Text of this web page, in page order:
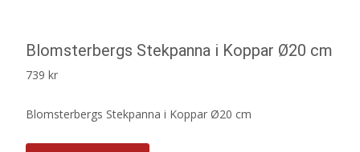
Blomsterbergs Stekpanna i Koppar Ø20 cm
739 kr
Blomsterbergs Stekpanna i Koppar Ø20 cm